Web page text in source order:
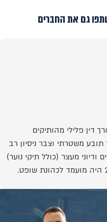
גם את החברים
דין פלילי מהותיקים
משטרתי וצבר ניסיון רב
ודיוני מעצר (כולל תיקי נוער)